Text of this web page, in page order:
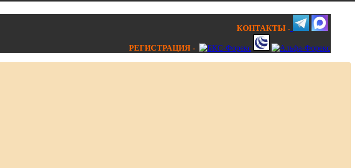
КОНТАКТЫ -
РЕГИСТРАЦИЯ -